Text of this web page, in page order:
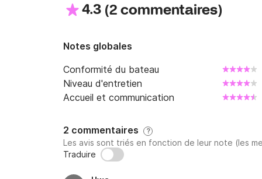
4.3 (2 commentaires)
Notes globales
Conformité du bateau
Niveau d'entretien
Accueil et communication
2 commentaires ?
Les avis sont triés en fonction de leur note (les
Traduire